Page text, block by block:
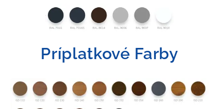
Príplatkové Farby